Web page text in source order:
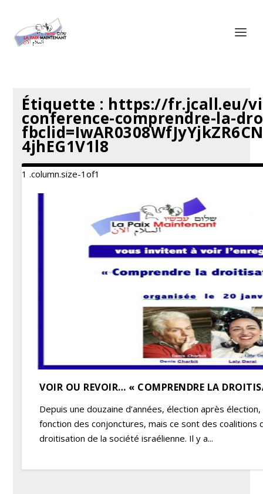
Étiquette : https://fr.jcall.eu/
conference-comprendre-la-
4jhEG1V1l8
VOIR OU REVOIR… « COMPRENDRE LA
Depuis une douzaine d’années, élection après
fonction des conjonctures, mais ce sont des
droitisation de la société israélienne. Il y a...